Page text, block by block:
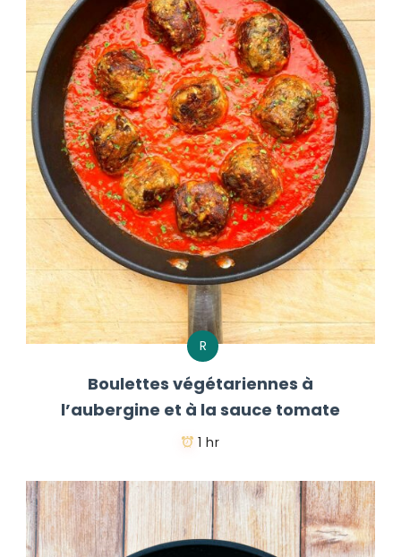
R
Boulettes végétariennes à
l’aubergine et à la sauce tomate
1 hr